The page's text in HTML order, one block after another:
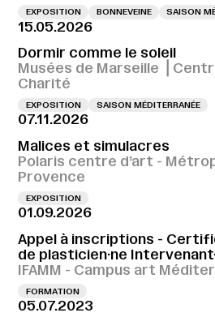
EXPOSITION BONNEVEINE SAISON
15.05.2026
Dormir comme le soleil
Musées de Marseille
Charité
EXPOSITION SAISON MÉDITERRANÉE
07.11.2026
Malices et simulacres
Polaris centre d’art -
Provence
EXPOSITION
01.09.2026
Appel à inscriptions -
de plasticien·ne
IFAMM - Campus art
FORMATION
05.07.2023